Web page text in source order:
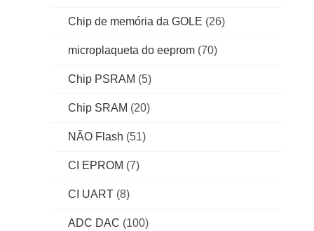
Chip de memória da GOLE (26)
microplaqueta do eeprom (70)
Chip PSRAM (5)
Chip SRAM (20)
NÃO Flash (51)
CI EPROM (7)
CI UART (8)
ADC DAC (100)